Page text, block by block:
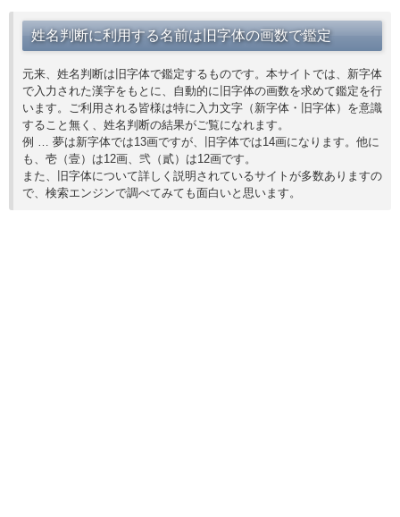
姓名判断に利用する名前は旧字体の画数で鑑定
元来、姓名判断は旧字体で鑑定するものです。本サイトでは、新字体
で入力された漢字をもとに、自動的に旧字体の画数を求めて鑑定を行
います。ご利用される皆様は特に入力文字（新字体・旧字体）を意識
すること無く、姓名判断の結果がご覧になれます。
例 … 夢は新字体では13画ですが、旧字体では14画になります。他に
も、壱（壹）は12画、弐（貳）は12画です。
また、旧字体について詳しく説明されているサイトが多数ありますの
で、検索エンジンで調べてみても面白いと思います。